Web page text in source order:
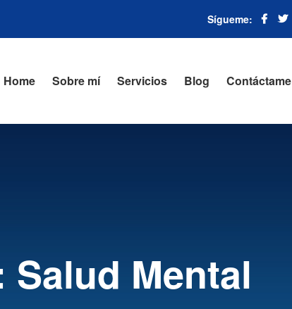
Home Sobre mí Servicios Blog Contáctame
Salud Mental